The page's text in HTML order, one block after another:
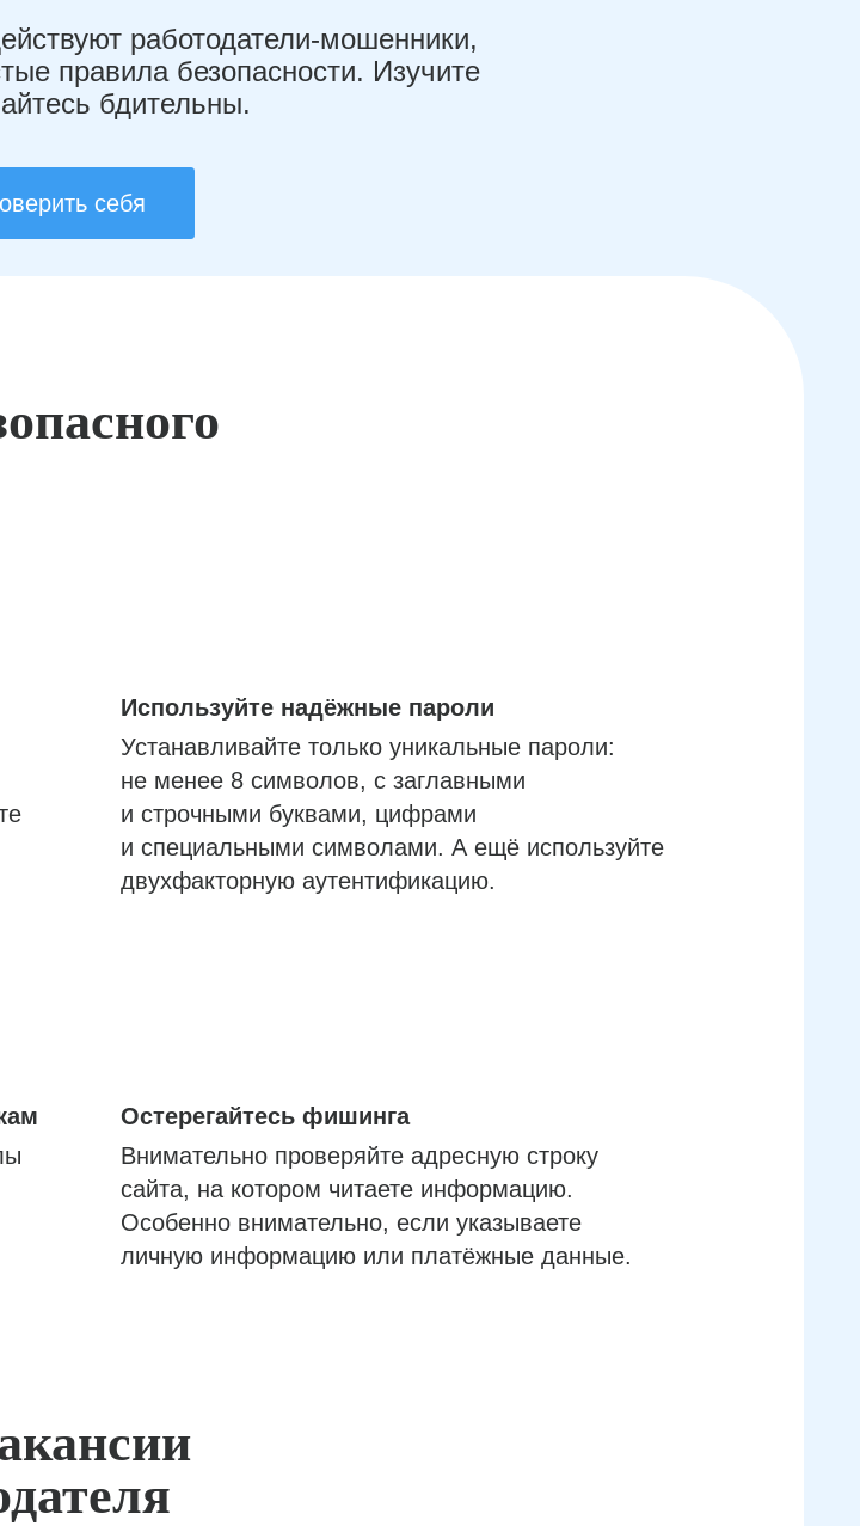
работодатели-мошенники,
правила безопасности. Изучите
бдительны.
себя
Используйте надёжные пароли
Устанавливайте только уникальные пароли:
не менее 8 символов, с заглавными
и строчными буквами, цифрами
и специальными символами. А ещё используйте
двухфакторную аутентификацию.
Остерегайтесь фишинга
Внимательно проверяйте адресную строку
сайта, на котором читаете информацию.
Особенно внимательно, если указываете
личную информацию или платёжные данные.